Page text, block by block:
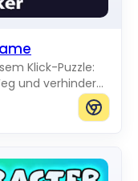
Klick-Puzzle:
und verhindere,